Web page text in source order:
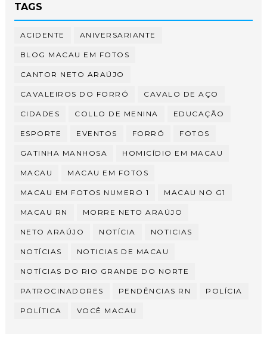
TAGS
ACIDENTE ANIVERSARIANTE
BLOG MACAU EM FOTOS
CANTOR NETO ARAÚJO
CAVALEIROS DO FORRÓ CAVALO DE AÇO
CIDADES COLLO DE MENINA EDUCAÇÃO
ESPORTE EVENTOS FORRÓ FOTOS
GATINHA MANHOSA HOMICÍDIO EM MACAU
MACAU MACAU EM FOTOS
MACAU EM FOTOS NUMERO 1 MACAU NO G1
MACAU RN MORRE NETO ARAÚJO
NETO ARAÚJO NOTÍCIA NOTICIAS
NOTÍCIAS NOTICIAS DE MACAU
NOTÍCIAS DO RIO GRANDE DO NORTE
PATROCINADORES PENDÊNCIAS RN POLÍCIA
POLÍTICA VOCÊ MACAU